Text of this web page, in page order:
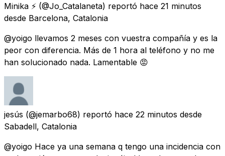
Minika ⚡ (@Jo_Catalaneta) reportó hace 21 minutos
desde Barcelona, Catalonia
@yoigo llevamos 2 meses con vuestra compañía y es la
peor con diferencia. Más de 1 hora al teléfono y no me
han solucionado nada. Lamentable 😡
jesús (@jemarbo68) reportó hace 22 minutos desde
Sabadell, Catalonia
@yoigo Hace ya una semana q tengo una incidencia con